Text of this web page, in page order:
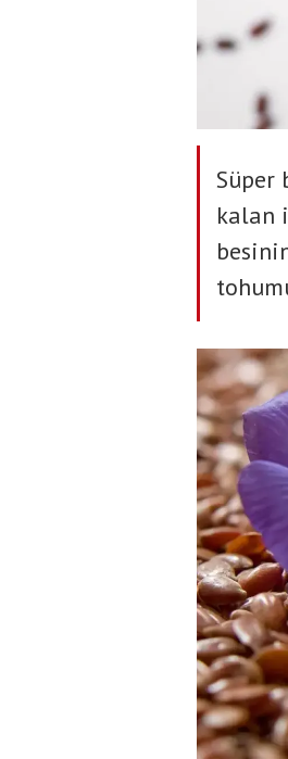
Süper
kalan